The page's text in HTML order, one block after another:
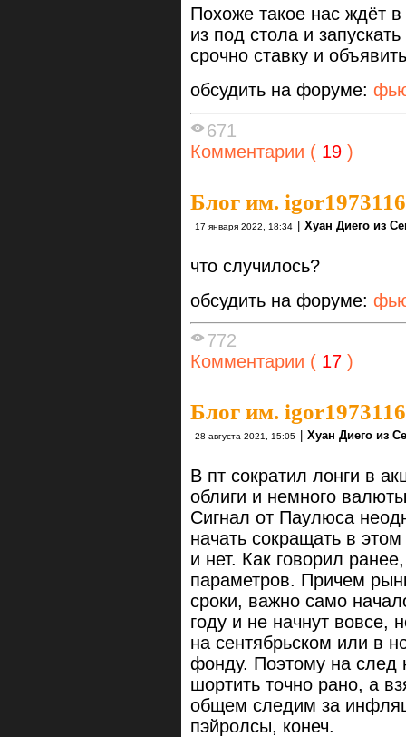
Похоже такое нас ждёт
из под стола и
срочно ставку и
обсудить на форуме:
671
Комментарии ( 19 )
Блог им. igor1973116
17 января 2022, 18:34 | Хуан Диего из
что случилось?
обсудить на форуме:
772
Комментарии ( 17 )
Блог им. igor1973116
28 августа 2021, 15:05 Хуан Диего из
В пт сократил лонги в
облиги и немного
Сигнал от Паулюса
начать сокращать в
и нет. Как говорил
параметров. Причем
сроки, важно само
году и не начнут вовсе,
на сентябрьском или в
фонду. Поэтому на след
шортить точно рано, а
общем следим за
пэйролсы, конеч.